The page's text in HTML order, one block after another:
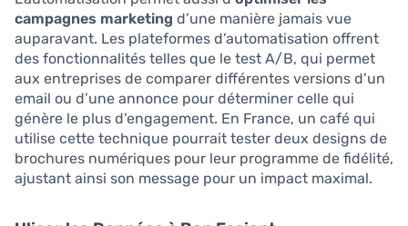
campagnes marketing d’une manière jamais vue
auparavant. Les plateformes d’automatisation offrent
des fonctionnalités telles que le test A/B, qui permet
aux entreprises de comparer différentes versions d’un
email ou d’une annonce pour déterminer celle qui
génère le plus d’engagement. En France, un café qui
utilise cette technique pourrait tester deux designs de
brochures numériques pour leur programme de fidélité,
ajustant ainsi son message pour un impact maximal.